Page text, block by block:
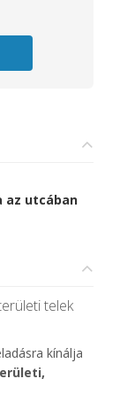
az utcában
telek
kínálja